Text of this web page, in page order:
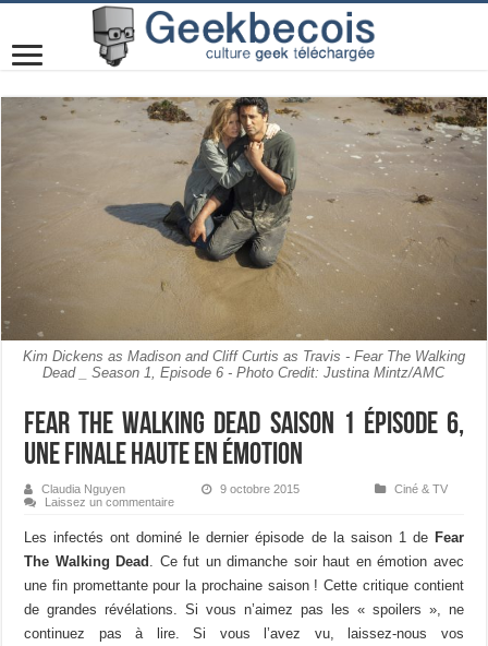
Kim Dickens as Madison and Cliff Curtis as Travis - Fear The Walking
Dead _ Season 1, Episode 6 - Photo Credit: Justina Mintz/AMC
Fear The Walking Dead Saison 1 Épisode 6,
une finale haute en émotion
Claudia Nguyen 9 octobre 2015
Ciné & TV
Laissez un commentaire
Les infectés ont dominé le dernier épisode de la saison 1 de Fear
The Walking Dead . Ce fut un dimanche soir haut en émotion avec
une fin promettante pour la prochaine saison ! Cette critique contient
de grandes révélations. Si vous n’aimez pas les « spoilers », ne
continuez pas à lire. Si vous l’avez vu, laissez-nous vos